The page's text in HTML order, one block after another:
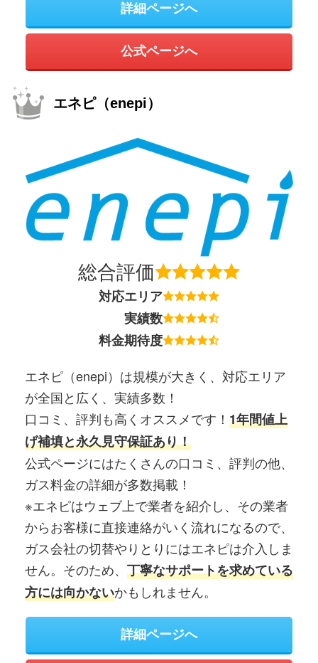
詳細ページへ
公式ページへ
エネピ（enepi）
総合評価
対応エリア
実績数
料金期待度
エネピ（enepi）は規模が大きく、対応エリア
が全国と広く、実績多数！
口コミ、評判も高くオススメです！ 1年間値上
げ補填と永久見守保証あり！
公式ページにはたくさんの口コミ、評判の他、
ガス料金の詳細が多数掲載！
※エネピはウェブ上で業者を紹介し、その業者
からお客様に直接連絡がいく流れになるので、
ガス会社の切替やりとりにはエネピは介入しま
せん。そのため、 丁寧なサポートを求めている
方には向かないかもしれません。
詳細ページへ